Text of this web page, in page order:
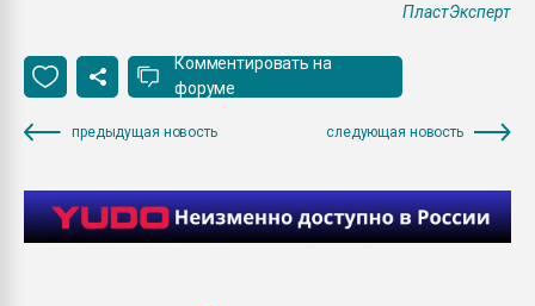
ПластЭксперт
Комментировать на
форуме
предыдущая новость следующая новость